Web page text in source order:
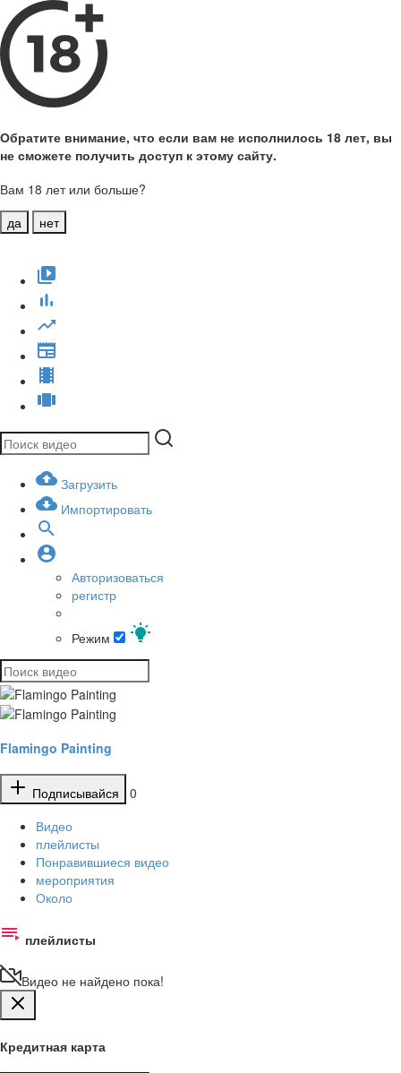
Обратите внимание, что если вам не исполнилось 18 лет, вы
не сможете получить доступ к этому сайту.
Вам 18 лет или больше?
да
нет
Загрузить
Импортировать
Авторизоваться
регистр
Режим
Flamingo Painting
Подписывайся
0
Видео
плейлисты
Понравившиеся видео
мероприятия
Около
плейлисты
Видео не найдено пока!
Кредитная карта